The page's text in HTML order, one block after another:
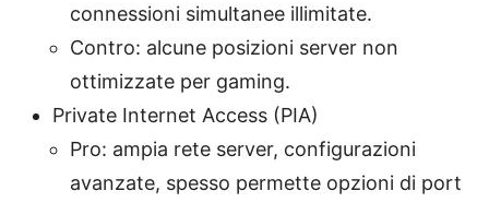
connessioni simultanee illimitate.
Contro: alcune posizioni server non
ottimizzate per gaming.
Private Internet Access (PIA)
Pro: ampia rete server, configurazioni
avanzate, spesso permette opzioni di port